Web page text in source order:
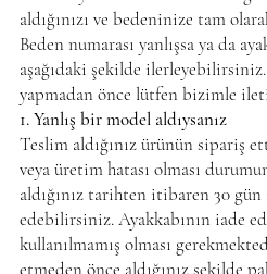
aldığınızı ve bedeninize tam
Beden numarası yanlışsa ya da
aşağıdaki şekilde
yapmadan önce lütfen bizimle
1. Yanlış bir model aldıysanız
Teslim aldığınız ürünün sipariş
veya üretim hatası olması
aldığınız tarihten itibaren 30
edebilirsiniz. Ayakkabının iade
kullanılmamış olması
etmeden önce aldığınız şekilde